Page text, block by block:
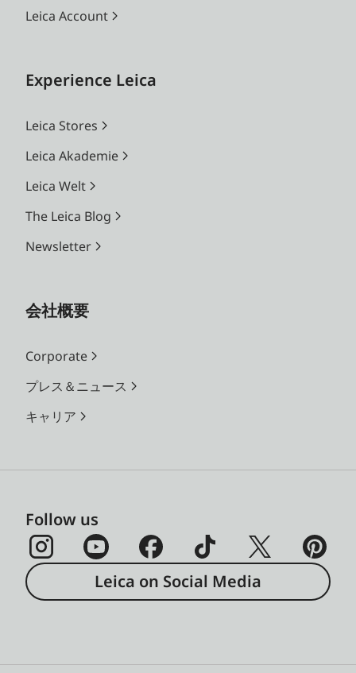
Leica Account
Experience Leica
Leica Stores
Leica Akademie
Leica Welt
The Leica Blog
Newsletter
会社概要
Corporate
プレス＆ニュース
キャリア
Follow us
Leica on Social Media